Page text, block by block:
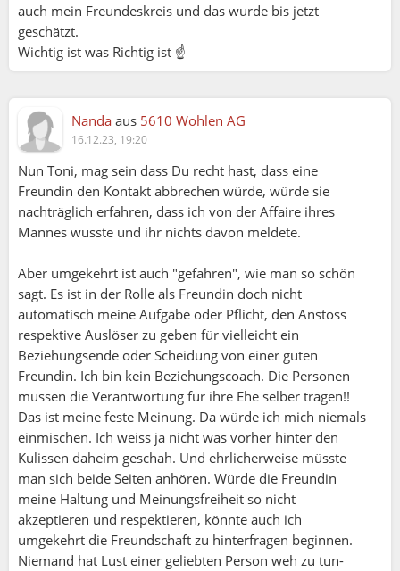
auch mein Freundeskreis und das wurde bis jetzt
geschätzt.
Wichtig ist was Richtig ist ☝
Nanda aus 5610 Wohlen AG
16.12.23, 19:20
Nun Toni, mag sein dass Du recht hast, dass eine
Freundin den Kontakt abbrechen würde, würde sie
nachträglich erfahren, dass ich von der Affaire ihres
Mannes wusste und ihr nichts davon meldete.
Aber umgekehrt ist auch "gefahren", wie man so schön
sagt. Es ist in der Rolle als Freundin doch nicht
automatisch meine Aufgabe oder Pflicht, den Anstoss
respektive Auslöser zu geben für vielleicht ein
Beziehungsende oder Scheidung von einer guten
Freundin. Ich bin kein Beziehungscoach. Die Personen
müssen die Verantwortung für ihre Ehe selber tragen!!
Das ist meine feste Meinung. Da würde ich mich niemals
einmischen. Ich weiss ja nicht was vorher hinter den
Kulissen daheim geschah. Und ehrlicherweise müsste
man sich beide Seiten anhören. Würde die Freundin
meine Haltung und Meinungsfreiheit so nicht
akzeptieren und respektieren, könnte auch ich
umgekehrt die Freundschaft zu hinterfragen beginnen.
Niemand hat Lust einer geliebten Person weh zu tun-